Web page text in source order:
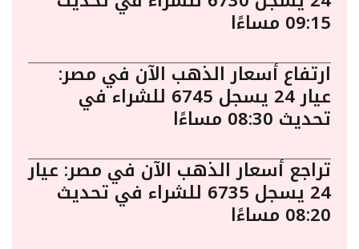
09:15 مساءًا
ارتفاع أسعار الذهب الآن في مصر:
عيار 24 يسجل 6745 للشراء في
تحديث 08:30 مساءًا
تراجع أسعار الذهب الآن في مصر: عيار
24 يسجل 6735 للشراء في تحديث
08:20 مساءًا